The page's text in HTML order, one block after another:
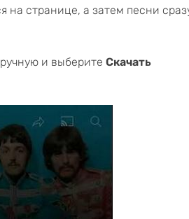
на странице, а затем песни
и выберите Скачать